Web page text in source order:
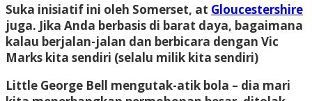
Suka inisiatif ini oleh Somerset, at Gloucestershire
juga. Jika Anda berbasis di barat daya, bagaimana
kalau berjalan-jalan dan berbicara dengan Vic
Marks kita sendiri (selalu milik kita sendiri)
Little George Bell mengutak-atik bola – dia mari